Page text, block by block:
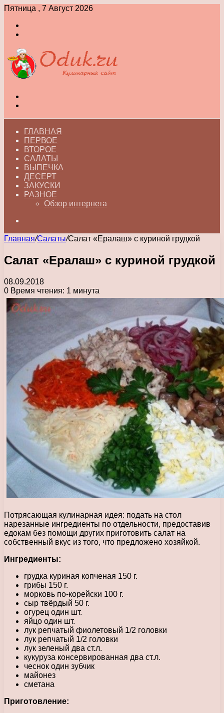
Пятница , 7 Август 2026
ГЛАВНАЯ
ПЕРВОЕ
ВТОРОЕ
САЛАТЫ
ВЫПЕЧКА
ДЕСЕРТ
ЗАКУСКИ
РАЗНОЕ
Обзор интернета
Главная/Салаты/Салат «Ералаш» с куриной грудкой
Салат «Ералаш» с куриной грудкой
08.09.2018
0 Время чтения: 1 минута
Потрясающая кулинарная идея: подать на стол
нарезанные ингредиенты по отдельности, предоставив
едокам без помощи других приготовить салат на
собственный вкус из того, что предложено хозяйкой.
Ингредиенты:
грудка куриная копченая 150 г.
грибы 150 г.
морковь по-корейски 100 г.
сыр твёрдый 50 г.
огурец один шт.
яйцо один шт.
лук репчатый фиолетовый 1/2 головки
лук репчатый 1/2 головки
лук зеленый два ст.л.
кукуруза консервированная два ст.л.
чеснок один зубчик
майонез
сметана
Приготовление: